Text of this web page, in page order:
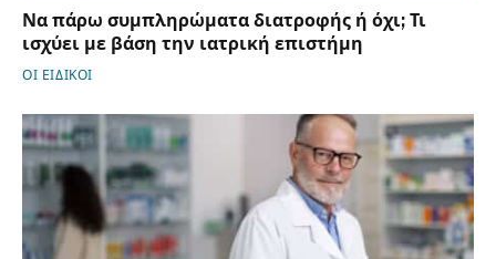
Να πάρω συμπληρώματα διατροφής ή όχι; Τι
ισχύει με βάση την ιατρική επιστήμη
ΟΙ ΕΙΔΙΚΟΙ